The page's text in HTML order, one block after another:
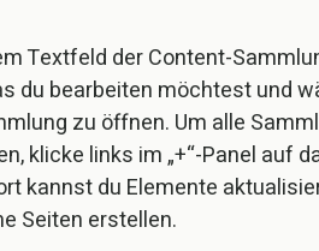
Textfeld der Content-
du bearbeiten möchtest und
zu öffnen. Um alle
klicke links im „+“-Panel auf
kannst du Elemente
Seiten erstellen.